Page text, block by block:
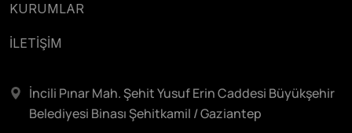
KURUMLAR
İLETİŞİM
İncili Pınar Mah. Şehit Yusuf Erin Caddesi Büyükşehir
Belediyesi Binası Şehitkamil / Gaziantep